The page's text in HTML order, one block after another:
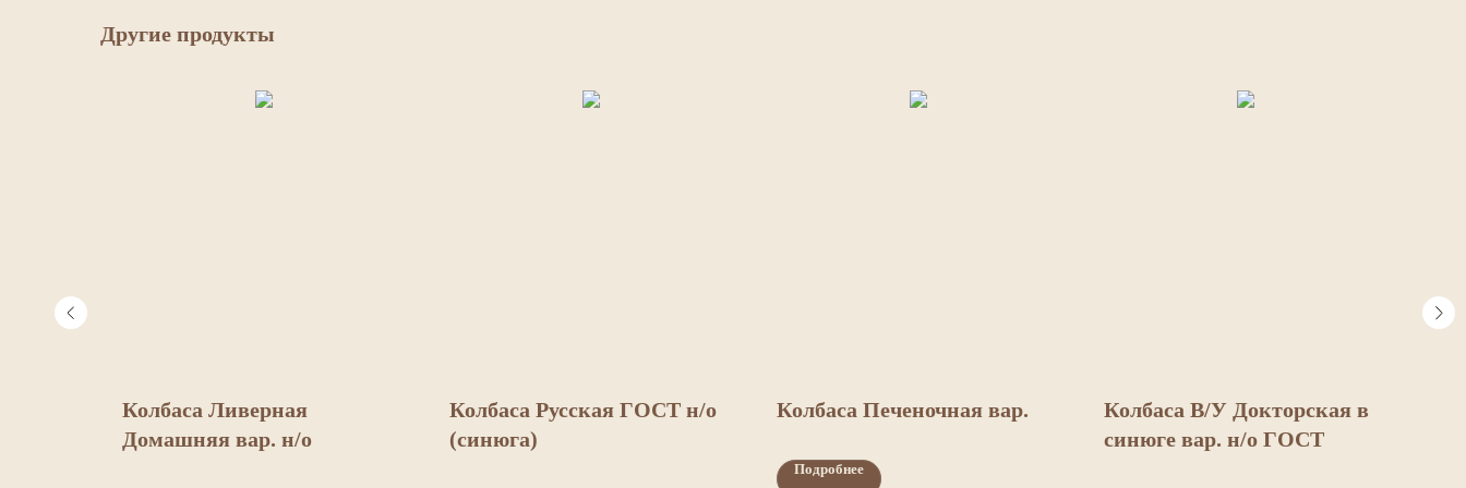
Другие продукты
Колбаса Ливерная
Домашняя вар. н/о
Колбаса Русская ГОСТ н/о
(синюга)
Колбаса Печеночная вар.
Подробнее
Колбаса В/У Докторская в
синюге вар. н/о ГОСТ